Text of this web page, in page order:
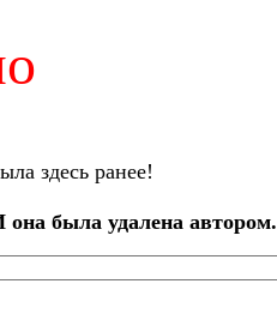
здесь ранее!
она была удалена автором.